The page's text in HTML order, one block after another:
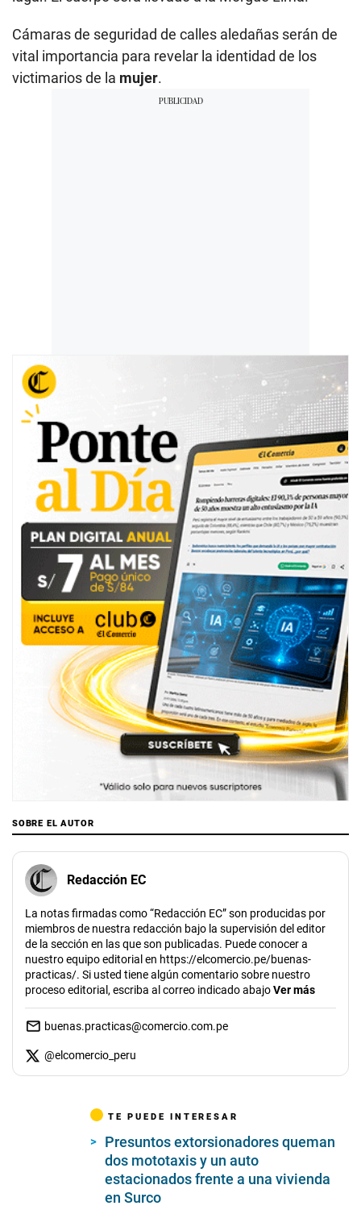
Cámaras de seguridad de calles aledañas serán de
vital importancia para revelar la identidad de los
victimarios de la mujer.
SOBRE EL AUTOR
Redacción EC
La notas firmadas como “Redacción EC” son producidas por
miembros de nuestra redacción bajo la supervisión del editor
de la sección en las que son publicadas. Puede conocer a
nuestro equipo editorial en https://elcomercio.pe/buenas-
practicas/. Si usted tiene algún comentario sobre nuestro
proceso editorial, escriba al correo indicado abajoVer más
buenas.practicas@comercio.com.pe
@elcomercio_peru
TE PUEDE INTERESAR
Presuntos extorsionadores queman
dos mototaxis y un auto
estacionados frente a una vivienda
en Surco